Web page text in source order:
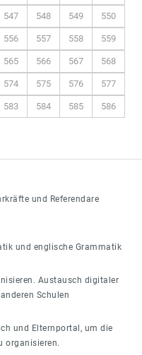
547 548 549 550
556 557 558 559
565 566 567 568
574 575 576 577
583 584 585 586
und Referendare
und englische Grammatik
Austausch digitaler
Schulen
und Elternportal, um die
organisieren.